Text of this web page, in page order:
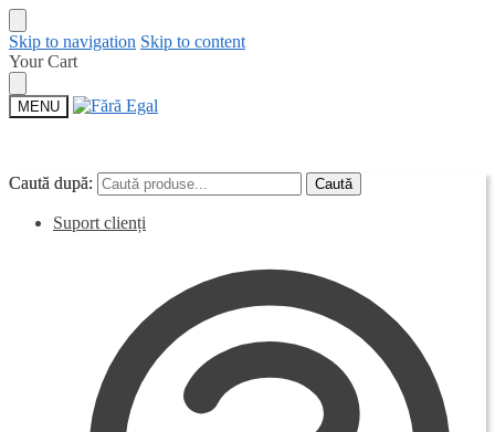
Skip to navigation Skip to content
Your Cart
MENU
Caută după: Caută
Suport clienți
Caută după: Caută